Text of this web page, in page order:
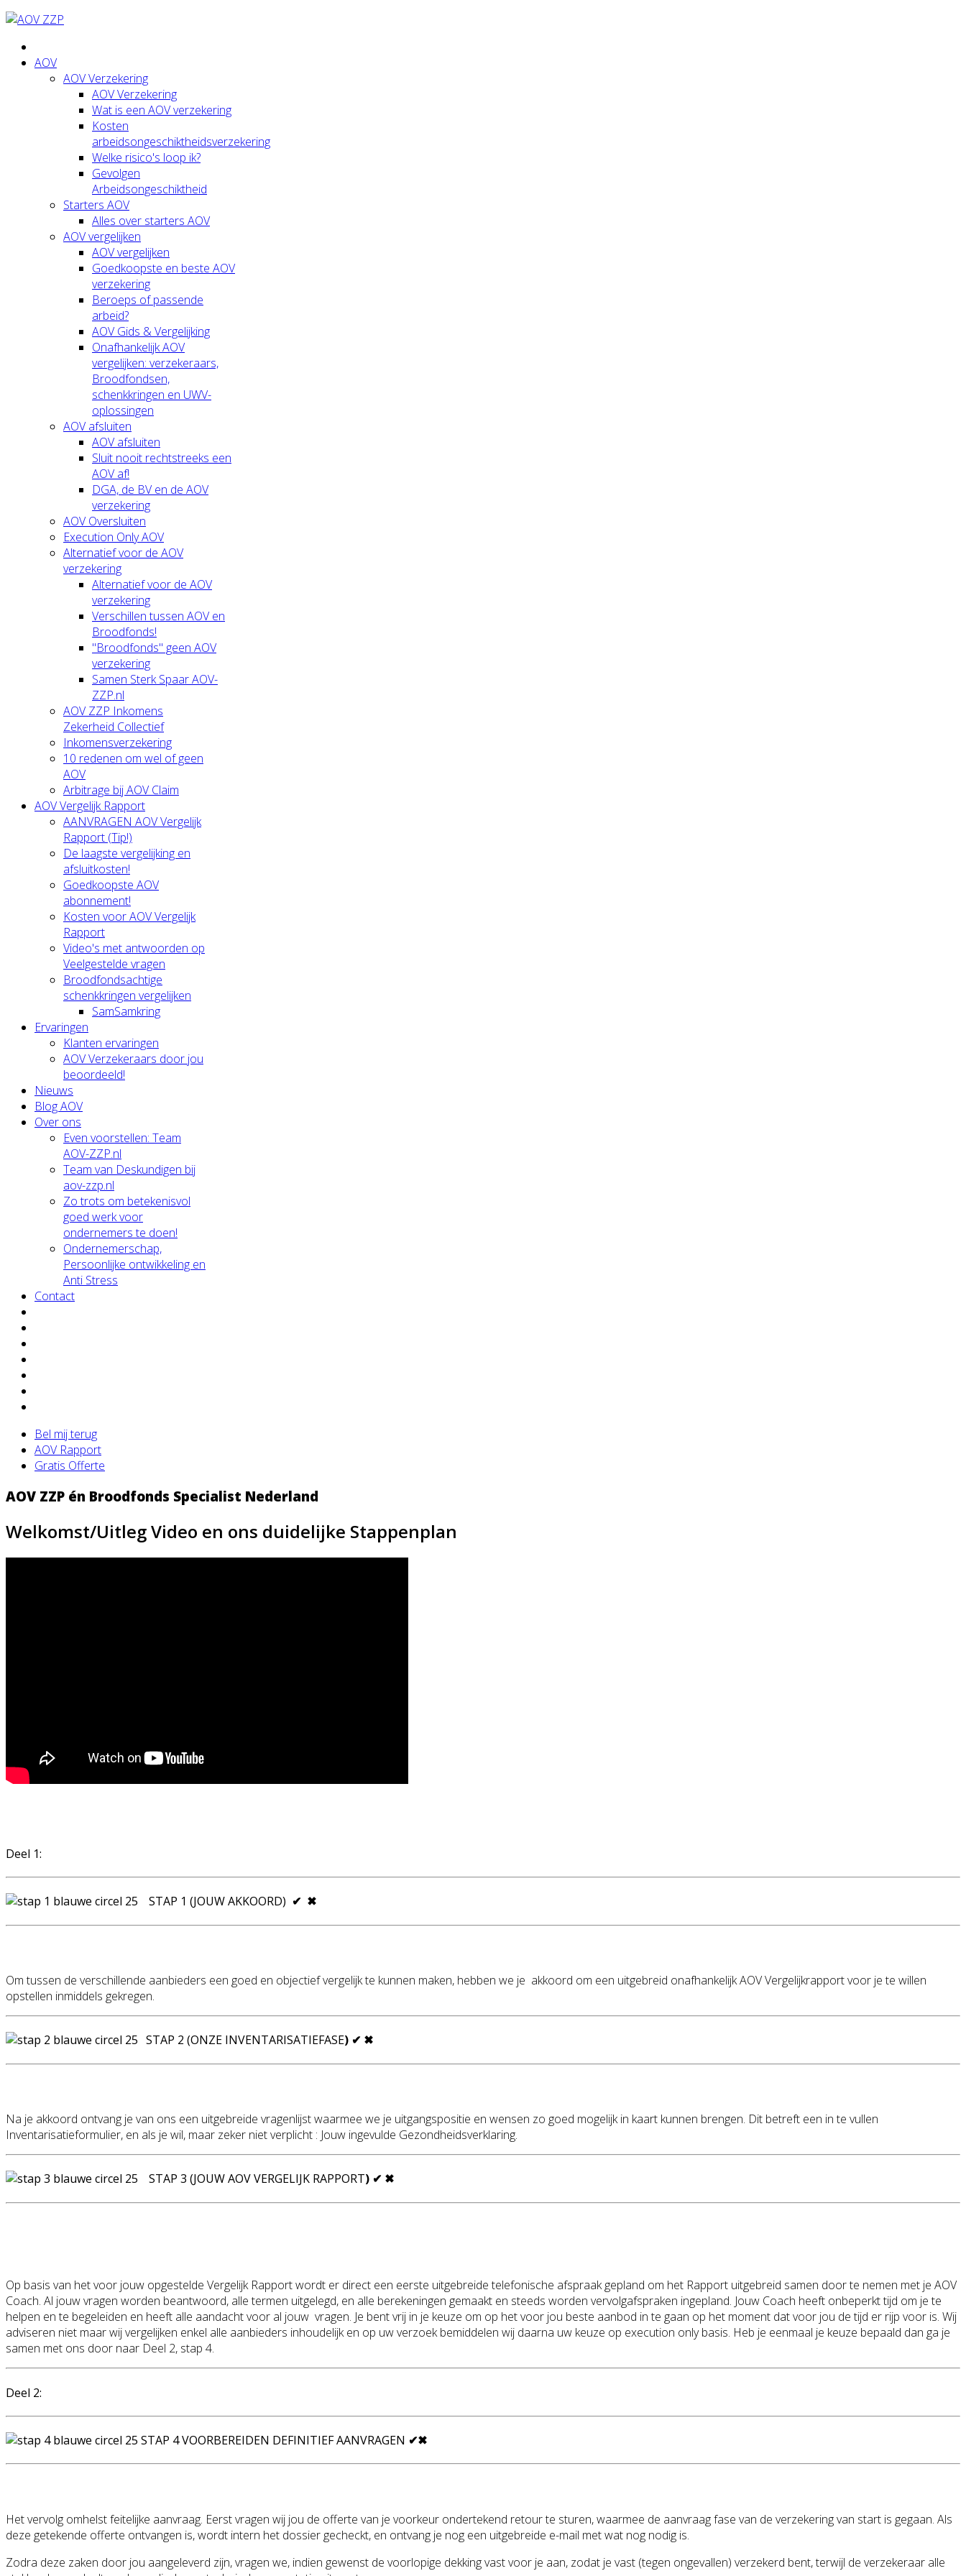
AOV
AOV Verzekering
AOV Verzekering
Wat is een AOV verzekering
Kosten
arbeidsongeschiktheidsverzekering
Welke risico's loop ik?
Gevolgen
Arbeidsongeschiktheid
Starters AOV
Alles over starters AOV
AOV vergelijken
AOV vergelijken
Goedkoopste en beste AOV
verzekering
Beroeps of passende
arbeid?
AOV Gids & Vergelijking
Onafhankelijk AOV
vergelijken: verzekeraars,
Broodfondsen,
schenkkringen en UWV-
oplossingen
AOV afsluiten
AOV afsluiten
Sluit nooit rechtstreeks een
AOV af!
DGA, de BV en de AOV
verzekering
AOV Oversluiten
Execution Only AOV
Alternatief voor de AOV
verzekering
Alternatief voor de AOV
verzekering
Verschillen tussen AOV en
Broodfonds!
"Broodfonds" geen AOV
verzekering
Samen Sterk Spaar AOV-
ZZP.nl
AOV ZZP Inkomens
Zekerheid Collectief
Inkomensverzekering
10 redenen om wel of geen
AOV
Arbitrage bij AOV Claim
AOV Vergelijk Rapport
AANVRAGEN AOV Vergelijk
Rapport (Tip!)
De laagste vergelijking en
afsluitkosten!
Goedkoopste AOV
abonnement!
Kosten voor AOV Vergelijk
Rapport
Video's met antwoorden op
Veelgestelde vragen
Broodfondsachtige
schenkkringen vergelijken
SamSamkring
Ervaringen
Klanten ervaringen
AOV Verzekeraars door jou
beoordeeld!
Nieuws
Blog AOV
Over ons
Even voorstellen: Team
AOV-ZZP.nl
Team van Deskundigen bij
aov-zzp.nl
Zo trots om betekenisvol
goed werk voor
ondernemers te doen!
Ondernemerschap,
Persoonlijke ontwikkeling en
Anti Stress
Contact
Bel mij terug
AOV Rapport
Gratis Offerte
AOV ZZP én Broodfonds Specialist Nederland
Welkomst/Uitleg Video en ons duidelijke Stappenplan
Deel 1:
STAP 1 (JOUW AKKOORD) ✔ ✖
Om tussen de verschillende aanbieders een goed en objectief vergelijk te kunnen maken, hebben we je akkoord om een uitgebreid onafhankelijk AOV Vergelijkrapport voor je te willen
opstellen inmiddels gekregen.
STAP 2 (ONZE INVENTARISATIEFASE) ✔ ✖
Na je akkoord ontvang je van ons een uitgebreide vragenlijst waarmee we je uitgangspositie en wensen zo goed mogelijk in kaart kunnen brengen. Dit betreft een in te vullen
Inventarisatieformulier, en als je wil, maar zeker niet verplicht : Jouw ingevulde Gezondheidsverklaring.
STAP 3 (JOUW AOV VERGELIJK RAPPORT) ✔ ✖
Op basis van het voor jouw opgestelde Vergelijk Rapport wordt er direct een eerste uitgebreide telefonische afspraak gepland om het Rapport uitgebreid samen door te nemen met je AOV
Coach. Al jouw vragen worden beantwoord, alle termen uitgelegd, en alle berekeningen gemaakt en steeds worden vervolgafspraken ingepland. Jouw Coach heeft onbeperkt tijd om je te
helpen en te begeleiden en heeft alle aandacht voor al jouw vragen. Je bent vrij in je keuze om op het voor jou beste aanbod in te gaan op het moment dat voor jou de tijd er rijp voor is. Wij
adviseren niet maar wij vergelijken enkel alle aanbieders inhoudelijk en op uw verzoek bemiddelen wij daarna uw keuze op execution only basis. Heb je eenmaal je keuze bepaald dan ga je
samen met ons door naar Deel 2, stap 4.
Deel 2:
STAP 4 VOORBEREIDEN DEFINITIEF AANVRAGEN ✔✖
Het vervolg omhelst feitelijke aanvraag. Eerst vragen wij jou de offerte van je voorkeur ondertekend retour te sturen, waarmee de aanvraag fase van de verzekering van start is gegaan. Als
deze getekende offerte ontvangen is, wordt intern het dossier gecheckt, en ontvang je nog een uitgebreide e-mail met wat nog nodig is.
Zodra deze zaken door jou aangeleverd zijn, vragen we, indien gewenst de voorlopige dekking vast voor je aan, zodat je vast (tegen ongevallen) verzekerd bent, terwijl de verzekeraar alle